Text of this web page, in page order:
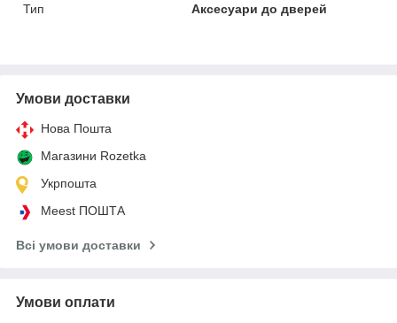
Тип
Аксесуари до дверей
Умови доставки
Нова Пошта
Магазини Rozetka
Укрпошта
Meest ПОШТА
Всі умови доставки
Умови оплати